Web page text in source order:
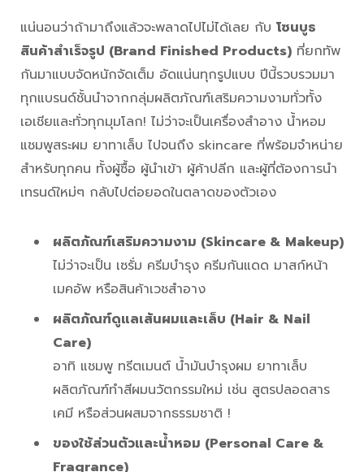
แน่นอนว่าถ้ามาถึงแล้วจะพลาดไปไม่ได้เลย กับ โซนบูธ
สินค้าสำเร็จรูป (Brand Finished Products) ที่ยกทัพ
กันมาแบบจัดหนักจัดเต็ม อัดแน่นทุกรูปแบบ ปีนี้รวบรวมมา
ทุกแบรนด์ชั้นนำจากกลุ่มผลิตภัณฑ์เสริมความงามทั่วทั้ง
เอเชียและทั่วทุกมุมโลก! ไม่ว่าจะเป็นเครื่องสำอาง น้ำหอม
แชมพูสระผม ยาทาเล็บ ไปจนถึง skincare ที่พร้อมจำหน่าย
สำหรับทุกคน ทั้งผู้ซื้อ ผู้นำเข้า ผู้ค้าปลีก และผู้ที่ต้องการนำ
เทรนด์ใหม่ๆ กลับไปต่อยอดในตลาดของตัวเอง
ผลิตภัณฑ์เสริมความงาม (Skincare & Makeup)
ไม่ว่าจะเป็น เซรั่ม ครีมบำรุง ครีมกันแดด มาสก์หน้า
เมคอัพ หรือสินค้าเวชสำอาง
ผลิตภัณฑ์ดูแลเส้นผมและเล็บ (Hair & Nail
Care)
อาทิ แชมพู ทรีตเมนต์ น้ำมันบำรุงผม ยาทาเล็บ
ผลิตภัณฑ์ทำสีผมนวัตกรรมใหม่ เช่น สูตรปลอดสาร
เคมี หรือส่วนผสมจากธรรมชาติ !
ของใช้ส่วนตัวและน้ำหอม (Personal Care &
Fragrance)